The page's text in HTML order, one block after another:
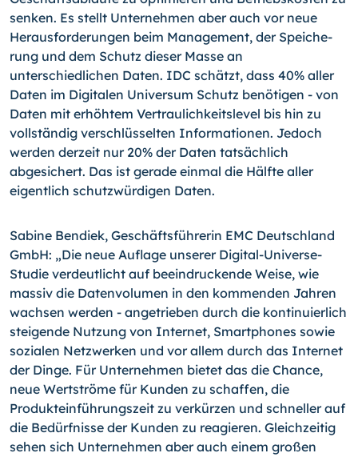
senken. Es stellt Unternehmen aber auch vor neue
Herausforderungen beim Management, der Speiche­
rung und dem Schutz dieser Masse an
unterschiedlichen Daten. IDC schätzt, dass 40% aller
Daten im Digitalen Universum Schutz benötigen - von
Daten mit erhöhtem Vertraulichkeitslevel bis hin zu
vollständig verschlüsselten Informationen. Jedoch
wer­den derzeit nur 20% der Daten tatsächlich
abgesichert. Das ist gerade einmal die Häl­fte aller
eigentlich schutzwürdigen Daten.
Sabine Bendiek, Geschäftsführerin EMC Deutschland
GmbH: „Die neue Auflage unse­rer Digital-Universe-
Studie verdeutlicht auf beeindruckende Weise, wie
massiv die Da­tenvolumen in den kommenden Jahren
wachsen werden - angetrieben durch die kon­tinuierlich
steigende Nutzung von Internet, Smartphones sowie
sozialen Netzwerken und vor allem durch das Internet
der Dinge. Für Unternehmen bietet das die Chance,
neue Wertströme für Kunden zu schaffen, die
Produkteinführungszeit zu verkürzen und schneller auf
die Bedürfnisse der Kunden zu reagieren. Gleichzeitig
sehen sich Un­ternehmen aber auch einem großen